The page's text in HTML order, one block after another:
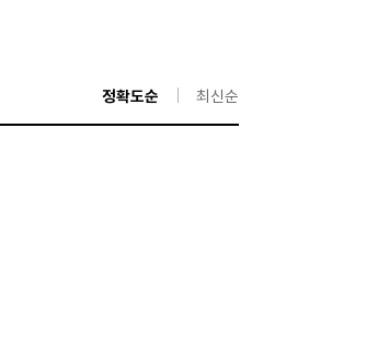
정확도순 최신순